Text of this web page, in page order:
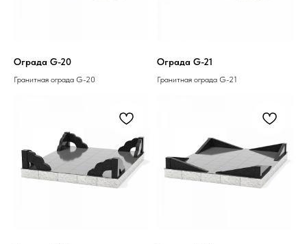
Ограда G-20
Гранитная ограда G-20
Ограда G-21
Гранитная ограда G-21